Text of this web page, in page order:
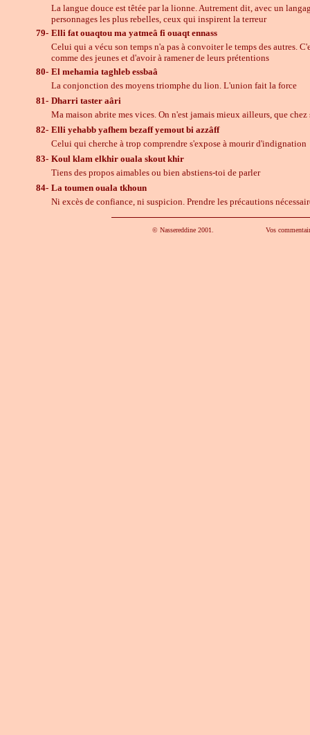
La langue douce est têtée par la lionne. Autrement dit, avec un
personnages les plus rebelles, ceux qui inspirent la terreur
79- Elli fat ouaqtou ma yatmeâ fi ouaqt ennass
Celui qui a vécu son temps n'a pas à convoiter le temps des autres.
comme des jeunes et d'avoir à ramener de leurs prétentions
80- El mehamia taghleb essbaâ
La conjonction des moyens triomphe du lion. L'union fait la force
81- Dharri taster aâri
Ma maison abrite mes vices. On n'est jamais mieux ailleurs, que chez
82- Elli yehabb yafhem bezaff yemout bi azzâff
Celui qui cherche à trop comprendre s'expose à mourir d'indignation
83- Koul klam elkhir ouala skout khir
Tiens des propos aimables ou bien abstiens-toi de parler
84- La toumen ouala tkhoun
Ni excès de confiance, ni suspicion. Prendre les précautions
© Nassereddine 2001. Vos